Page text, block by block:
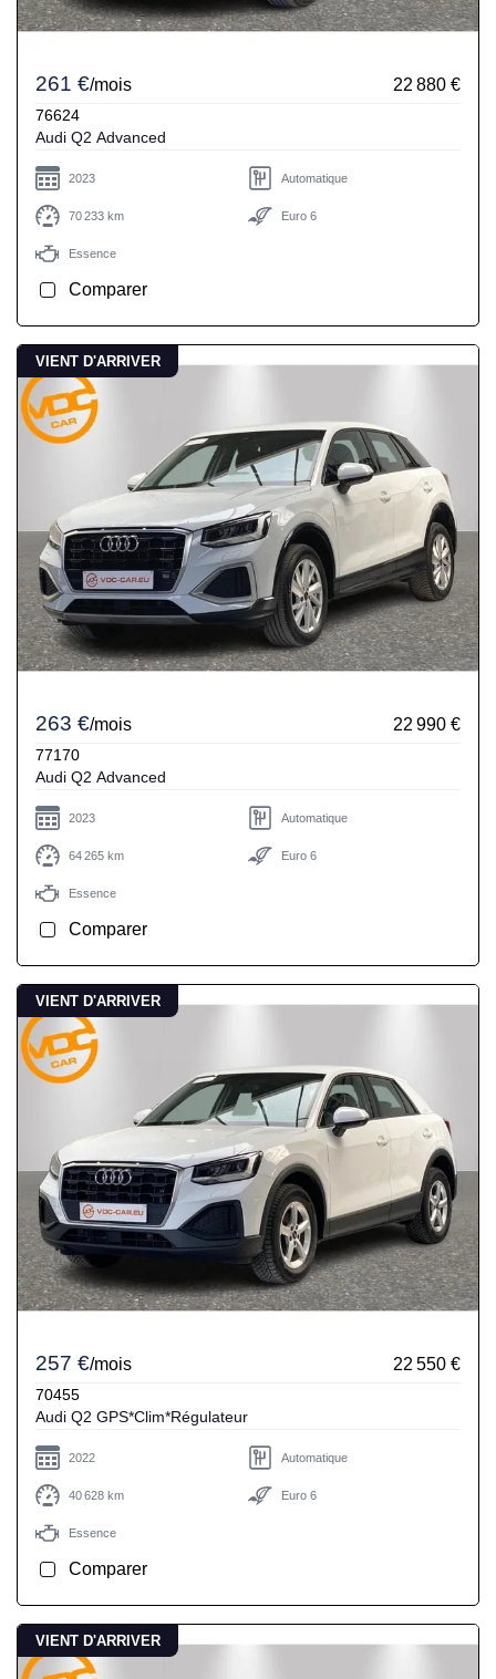
261 €/mois 22 880 €
76624
Audi Q2 Advanced
2023 Automatique
70 233 km Euro 6
Essence
Comparer
VIENT D'ARRIVER
263 €/mois 22 990 €
77170
Audi Q2 Advanced
2023 Automatique
64 265 km Euro 6
Essence
Comparer
VIENT D'ARRIVER
257 €/mois 22 550 €
70455
Audi Q2 GPS*Clim*Régulateur
2022 Automatique
40 628 km Euro 6
Essence
Comparer
VIENT D'ARRIVER